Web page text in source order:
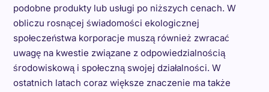
podobne produkty lub usługi po niższych cenach. W
obliczu rosnącej świadomości ekologicznej
społeczeństwa korporacje muszą również zwracać
uwagę na kwestie związane z odpowiedzialnością
środowiskową i społeczną swojej działalności. W
ostatnich latach coraz większe znaczenie ma także